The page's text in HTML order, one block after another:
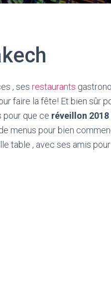
, ses restaurants
faire la fête! Et bien sûr
pour que ce réveillon
menus pour bien
table , avec ses amis